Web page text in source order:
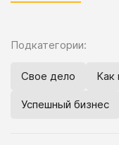
Подкатегории:
Свое дело Как
Успешный бизнес